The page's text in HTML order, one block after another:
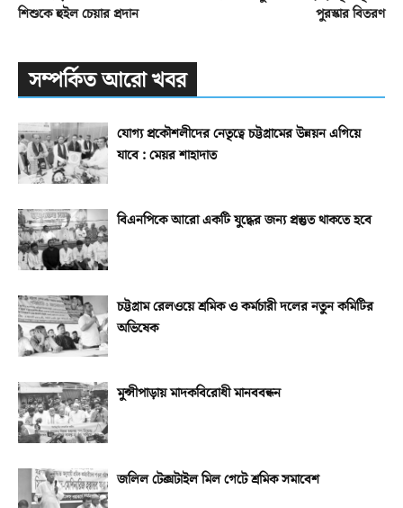
শিশুকে হুইল চেয়ার প্রদান
পুরস্কার বিতরণ
সম্পর্কিত আরো খবর
যোগ্য প্রকৌশলীদের নেতৃত্বে চট্টগ্রামের উন্নয়ন এগিয়ে
যাবে : মেয়র শাহাদাত
বিএনপিকে আরো একটি যুদ্ধের জন্য প্রস্তুত থাকতে হবে
চট্টগ্রাম রেলওয়ে শ্রমিক ও কর্মচারী দলের নতুন কমিটির
অভিষেক
মুন্সীপাড়ায় মাদকবিরোধী মানববন্ধন
জলিল টেক্সটাইল মিল গেটে শ্রমিক সমাবেশ